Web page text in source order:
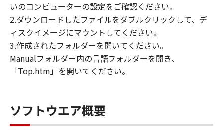
いのコンピューターの設定をご確認ください。
2.ダウンロードしたファイルをダブルクリックして、デ
ィスクイメージにマウントしてください。
3.作成されたフォルダーを開いてください。
Manualフォルダー内の言語フォルダーを開き、
「Top.htm」を開いてください。
ソフトウエア概要